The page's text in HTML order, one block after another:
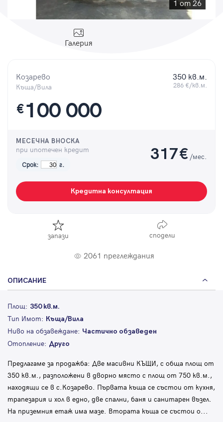
1 от 26
Галерия
Козарево
Къща/Вила
350 кв.м.
286 €/кв.м.
€100 000
МЕСЕЧНА ВНОСКА
при ипотечен кредит
Срок: г.
317€ /мес.
Кредитна консултация
запази сподели
2061 преглеждания
ОПИСАНИЕ
Площ: 350 кв.м.
Тип Имот: Къща/Вила
Ниво на обзавеждане: Частично обзаведен
Отопление: Друго
Предлагаме за продажба: Две масивни КЪЩИ, с обща площ от
350 кв.м., разположени в дворно място с площ от 750 кв.м.,
находящи се в с.Козарево. Първата къща се състои от кухня,
трапезария и хол в едно, две спални, баня и санитарен възел.
На приземния етаж има мазе. Втората къща се състои о...